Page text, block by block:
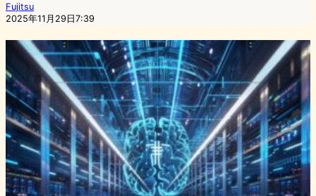
Fujitsu
2025年11月29日7:39